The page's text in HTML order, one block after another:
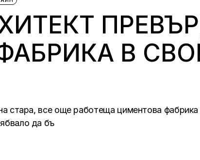
В
стара, все още работеща циментова
да бъ